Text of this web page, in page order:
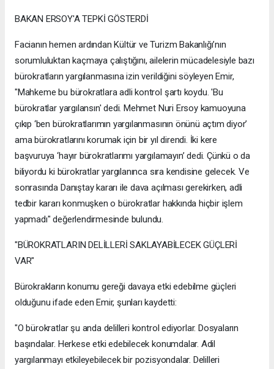
BAKAN ERSOY'A TEPKİ GÖSTERDİ
Facianın hemen ardından Kültür ve Turizm Bakanlığı’nın
sorumluluktan kaçmaya çalıştığını, ailelerin mücadelesiyle bazı
bürokratların yargılanmasına izin verildiğini söyleyen Emir,
"Mahkeme bu bürokratlara adli kontrol şartı koydu. 'Bu
bürokratlar yargılansın' dedi. Mehmet Nuri Ersoy kamuoyuna
çıkıp ‘ben bürokratlarımın yargılanmasının önünü açtım diyor’
ama bürokratlarını korumak için bir yıl direndi. İki kere
başvuruya ‘hayır bürokratlarımı yargılamayın’ dedi. Çünkü o da
biliyordu ki bürokratlar yargılanınca sıra kendisine gelecek. Ve
sonrasında Danıştay kararı ile dava açılması gerekirken, adli
tedbir kararı konmuşken o bürokratlar hakkında hiçbir işlem
yapmadı" değerlendirmesinde bulundu.
"BÜROKRATLARIN DELİLLERİ SAKLAYABİLECEK GÜÇLERİ
VAR"
Bürokrakların konumu gereği davaya etki edebilme güçleri
olduğunu ifade eden Emir, şunları kaydetti:
"O bürokratlar şu anda delilleri kontrol ediyorlar. Dosyaların
başındalar. Herkese etki edebilecek konumdalar. Adil
yargılanmayı etkileyebilecek bir pozisyondalar. Delilleri